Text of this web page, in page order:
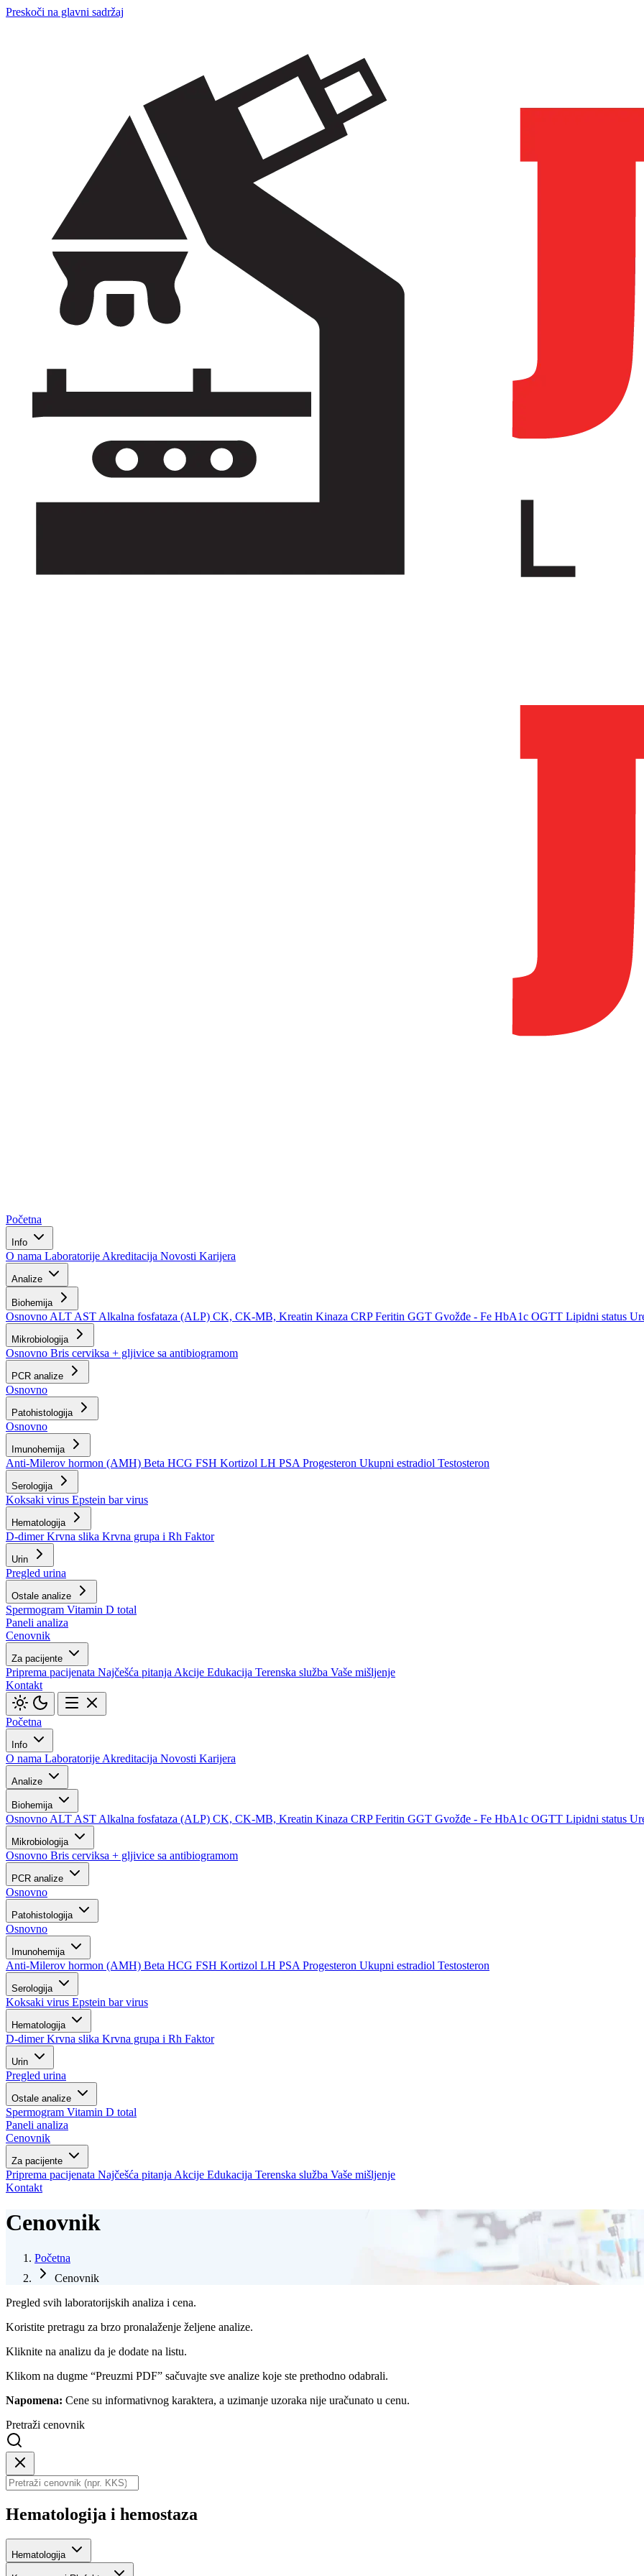
Preskoči na glavni sadržaj
Početna
Info
O nama Laboratorije Akreditacija Novosti Karijera
Analize
Biohemija
Osnovno ALT AST Alkalna fosfataza (ALP) CK, CK-MB, Kreatin Kinaza CRPFeritin GGT Gvožđe - Fe HbA1c OGTT Lipidni status
Mikrobiologija
Osnovno Bris cerviksa + gljivice sa antibiogramom
PCR analize
Osnovno
Patohistologija
Osnovno
Imunohemija
Anti-Milerov hormon (AMH) Beta HCG FSH Kortizol LH PSA Progesteron Ukupni estradiol Testosteron
Serologija
Koksaki virus Epstein bar virus
Hematologija
D-dimerKrvna slika Krvna grupa i Rh Faktor
Urin
Pregled urina
Ostale analize
Spermogram Vitamin D total
Paneli analiza
Cenovnik
Za pacijente
Priprema pacijenata Najčešća pitanja Akcije Edukacija Terenska služba Vaše mišljenje
Kontakt
Početna
Info
O nama Laboratorije Akreditacija Novosti Karijera
Analize
Biohemija
Osnovno ALT AST Alkalna fosfataza (ALP) CK, CK-MB, Kreatin Kinaza CRPFeritin GGT Gvožđe - Fe HbA1c OGTT Lipidni status
Mikrobiologija
Osnovno Bris cerviksa + gljivice sa antibiogramom
PCR analize
Osnovno
Patohistologija
Osnovno
Imunohemija
Anti-Milerov hormon (AMH) Beta HCG FSH Kortizol LH PSA Progesteron Ukupni estradiol Testosteron
Serologija
Koksaki virus Epstein bar virus
Hematologija
D-dimerKrvna slika Krvna grupa i Rh Faktor
Urin
Pregled urina
Ostale analize
Spermogram Vitamin D total
Paneli analiza
Cenovnik
Za pacijente
Priprema pacijenata Najčešća pitanja Akcije Edukacija Terenska služba Vaše mišljenje
Kontakt
Cenovnik
Početna
Cenovnik
Pregled svih laboratorijskih analiza i cena.
Koristite pretragu za brzo pronalaženje željene analize.
Kliknite na analizu da je dodate na listu.
Klikom na dugme “Preuzmi PDF” sačuvajte sve analize koje ste prethodno odabrali.
Napomena: Cene su informativnog karaktera, a uzimanje uzoraka nije uračunato u cenu.
Pretraži cenovnik
Hematologija i hemostaza
Hematologija